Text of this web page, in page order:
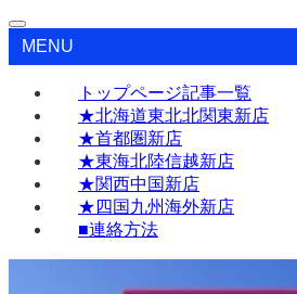
MENU
トップページ記事一覧
★北海道東北北関東新店
★首都圏新店
★東海北陸信越新店
★関西中国新店
★四国九州海外新店
■連絡方法